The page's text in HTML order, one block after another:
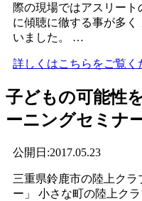
際の現場ではアスリー
に傾聴に徹する事が多
いました。 …
詳しくはこちらをご覧く
子どもの可能性
ーニングセミナ
公開日:2017.05.23
三重県鈴鹿市の陸上クラ
ー」 小さな町の陸上ク